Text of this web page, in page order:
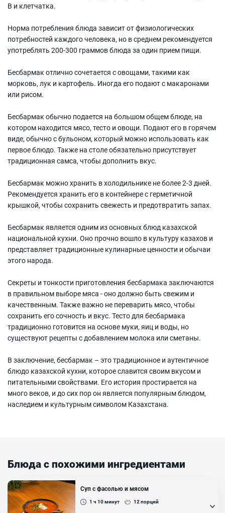
В и клетчатка.
Норма потребления блюда зависит от физиологических
потребностей каждого человека, но в среднем рекомендуется
употреблять 200-300 граммов блюда за один прием пищи.
Бесбармак отлично сочетается с овощами, такими как
морковь, лук и картофель. Иногда его подают с макаронами
или рисом.
Бесбармак обычно подается на большом общем блюде, на
котором находится мясо, тесто и овощи. Подают его в горячем
виде, обычно с бульоном, который можно использовать как
первое блюдо. Также на столе обязательно присутствует
традиционная самса, чтобы дополнить вкус.
Бесбармак можно хранить в холодильнике не более 2-3 дней.
Рекомендуется хранить его в контейнере с герметичной
крышкой, чтобы сохранить свежесть и предотвратить запах.
Бесбармак является одним из основных блюд казахской
национальной кухни. Оно прочно вошло в культуру казахов и
представляет традиционные кулинарные ценности и обычаи
этого народа.
Секреты и тонкости приготовления бесбармака заключаются
в правильном выборе мяса - оно должно быть свежим и
качественным. Также важно не переварить мясо, чтобы
сохранить его сочность и вкус. Тесто для бесбармака
традиционно готовится на основе муки, яиц и воды, но
существуют рецепты с добавлением молока или сметаны.
В заключение, бесбармак – это традиционное и аутентичное
блюдо казахской кухни, которое славится своим вкусом и
питательными свойствами. Его история простирается на
много веков, и до сих пор он является популярным блюдом,
наследием и культурным символом Казахстана.
Блюда с похожими ингредиентами
Суп с фасолью и мясом
1 ч 10минут 12порций